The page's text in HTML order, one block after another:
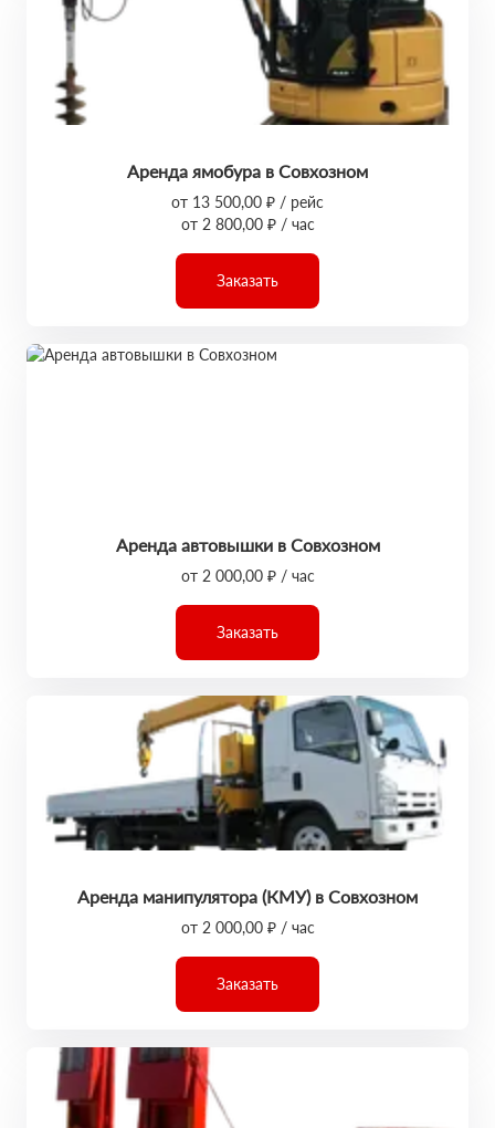
Аренда ямобура в Совхозном
от 13 500,00 ₽ / рейс
от 2 800,00 ₽ / час
Заказать
Аренда автовышки в Совхозном
от 2 000,00 ₽ / час
Заказать
Аренда манипулятора (КМУ) в Совхозном
от 2 000,00 ₽ / час
Заказать